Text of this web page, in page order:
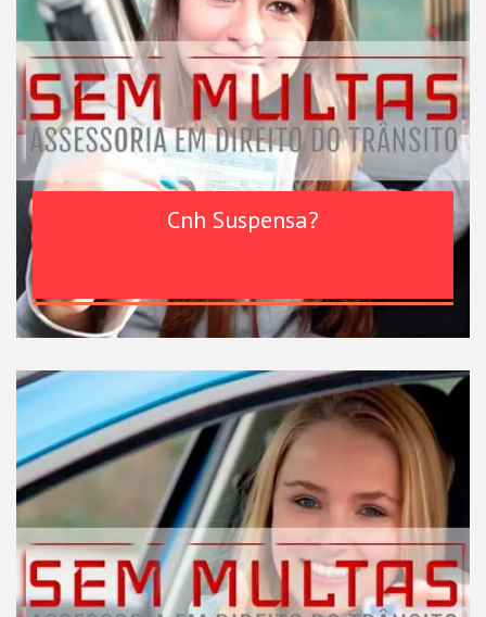
Cnh Suspensa?